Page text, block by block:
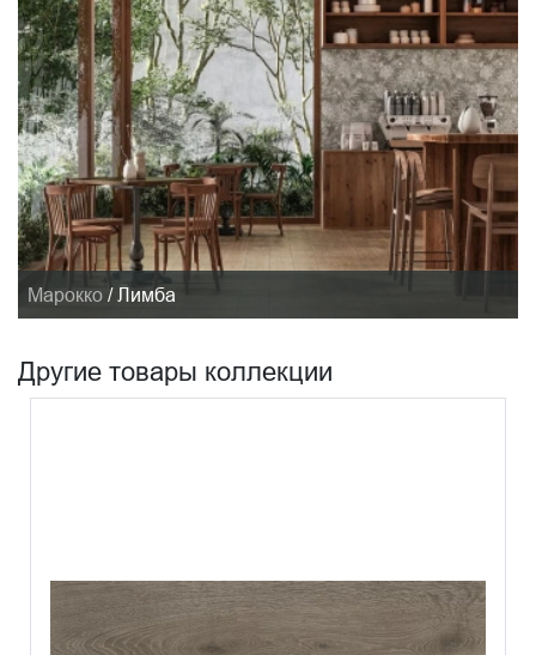
Марокко / Лимба
Другие товары коллекции